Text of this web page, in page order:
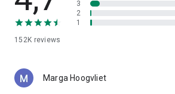
huidige periode belast voor de verlenging.
- Niet-gebruikte delen van een gratis
aangeboden, vervallen zodra de
en automatische verlenging kan na
uitgeschakeld via de accountinstellingen.
152K reviews
3
2
1
Marga Hoogvliet